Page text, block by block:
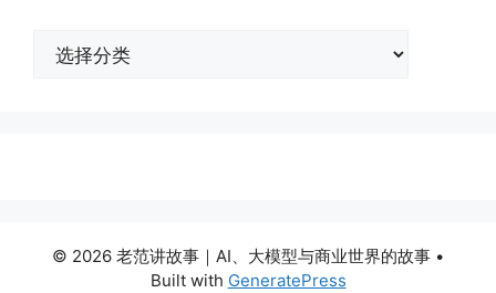
© 2026 老范讲故事｜AI、大模型与商业世界的故事 •
Built with GeneratePress